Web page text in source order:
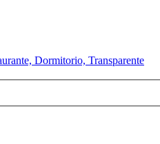
Dormitorio, Transparente